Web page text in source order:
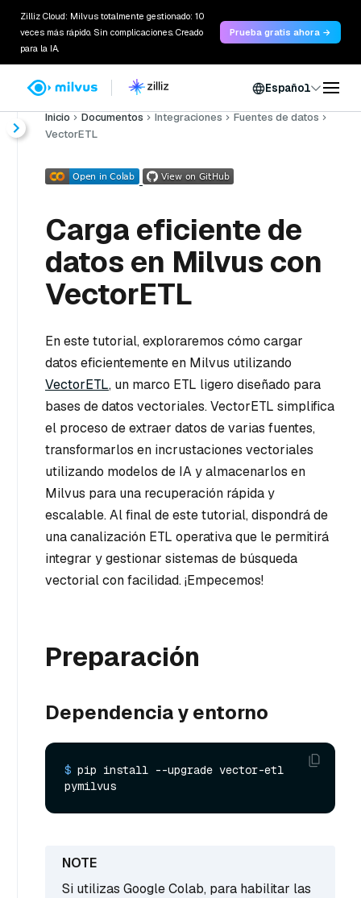
Zilliz Cloud: Milvus totalmente gestionado: 10
veces más rápido. Sin complicaciones. Creado
para la IA.
Prueba gratis ahora →
Español
Inicio Documentos Integraciones
Fuentes de datos
VectorETL
Carga eficiente de
datos en Milvus con
VectorETL
En este tutorial, exploraremos cómo cargar
datos eficientemente en Milvus utilizando
VectorETL, un marco ETL ligero diseñado para
bases de datos vectoriales. VectorETL simplifica
el proceso de extraer datos de varias fuentes,
transformarlos en incrustaciones vectoriales
utilizando modelos de IA y almacenarlos en
Milvus para una recuperación rápida y
escalable. Al final de este tutorial, dispondrá de
una canalización ETL operativa que le permitirá
integrar y gestionar sistemas de búsqueda
vectorial con facilidad. ¡Empecemos!
Preparación
Dependencia y entorno
$ pip install --upgrade vector-etl
pymilvus
Si utilizas Google Colab, para habilitar las